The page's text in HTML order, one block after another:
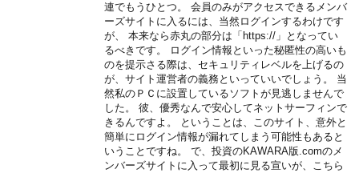
連でもうひとつ。 会員のみがアクセスできるメンバ
ーズサイトに入るには、当然ログインするわけです
が、 本来なら赤丸の部分は「https://」となってい
るべきです。 ログイン情報といった秘匿性の高いも
のを提示さる際は、セキュリティレベルを上げるの
が、サイト運営者の義務といっていいでしょう。 当
然私のＰＣに設置しているソフトが見逃しませんで
した。 彼、優秀なんで安心してネットサーフィンで
きるんですよ。 ということは、このサイト、意外と
簡単にログイン情報が漏れてしまう可能性もあると
いうことですね。 で、投資のKAWARA版.comのメ
ンバーズサイトに入って最初に見る宣いが、こちら